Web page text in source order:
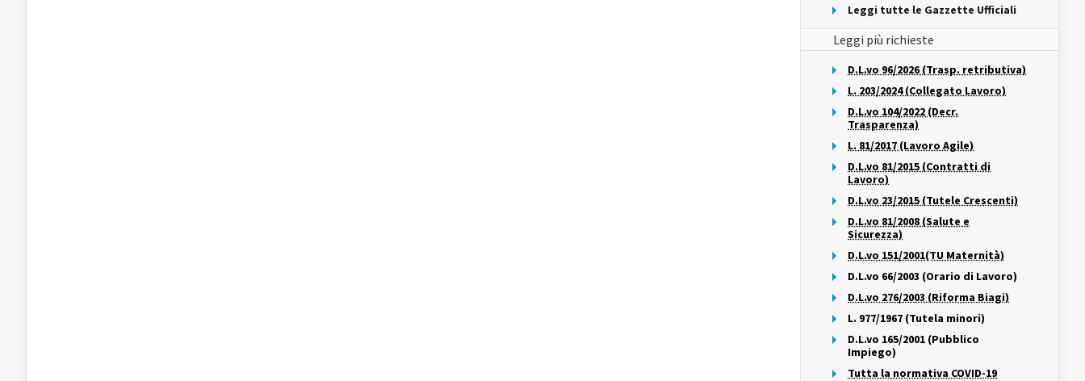
Leggi tutte le Gazzette Ufficiali
Leggi più richieste
D.L.vo 96/2026 (Trasp. retributiva)
L. 203/2024 (Collegato Lavoro)
D.L.vo 104/2022 (Decr.
Trasparenza)
L. 81/2017 (Lavoro Agile)
D.L.vo 81/2015 (Contratti di
Lavoro)
D.L.vo 23/2015 (Tutele Crescenti)
D.L.vo 81/2008 (Salute e
Sicurezza)
D.L.vo 151/2001(TU Maternità)
D.L.vo 66/2003 (Orario di Lavoro)
D.L.vo 276/2003 (Riforma Biagi)
L. 977/1967 (Tutela minori)
D.L.vo 165/2001 (Pubblico
Impiego)
Tutta la normativa COVID-19